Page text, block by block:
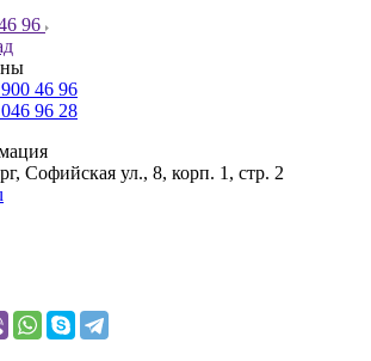
96
46 96
96 28
Софийская ул., 8, корп. 1, стр. 2